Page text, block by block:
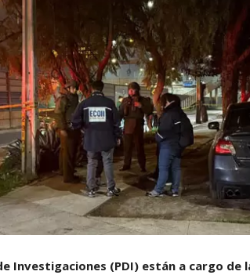
Investigaciones (PDI) están a cargo